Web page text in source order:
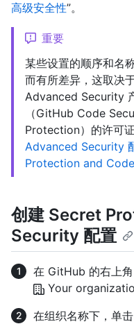
高级安全性”。
重要
某些设置的顺序和名
而有所差异，这取决
Advanced Security
（GitHub Code
Protection）的许可
Advanced Security
Protection and
创建 Secret
Security 配置
在 GitHub 的右上
Your
在组织名称下，单击